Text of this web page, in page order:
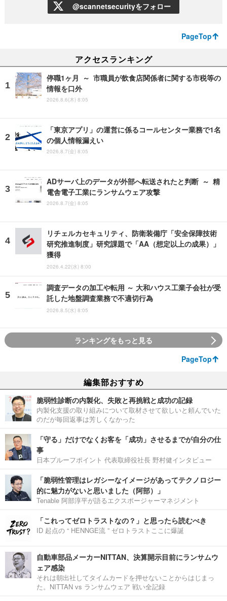
@scannetsecurityをフォロー
PageTop
アクセスランキング
停職1ヶ月 ～ 市職員が飲食店関係者に関する市税等の
情報を口外
2026.8.6(木) 8:05
「東京アプリ」の運営に係るコールセンター業務で1名
の個人情報漏えい
2026.8.7(金) 8:05
ADサーバ上のデータが外部へ転送されたと判断 ～ 精
電舎電子工業にランサムウェア攻撃
2026.8.7(金) 8:05
リチェルカセキュリティ、防衛装備庁「安全保障技術
研究推進制度」研究課題で「AA（想定以上の成果）」
獲得
2026.4.22(水) 8:00
調査データの加工や転用 ～ 大和ハウス工業子会社が受
託した地盤調査業務で不適切行為
2026.8.5(水) 8:05
ランキングをもっと見る
PageTop
編集部おすすめ
脆弱性診断の内製化、失敗と再挑戦と成功の記録
内製化支援の取り組みについて取材させて欲しいと頼んでいた
のだが毎回返事は芳しくなかった
「守る」だけでなくお客を「成功」させるまでが自分の仕
事
日本プルーフポイント 代表取締役社長 野村健インタビュー
「脆弱性管理はレガシーなイメージがあってテクノロジー
的に魅力がないと思いました（阿部）」
Tenable 阿部淳平が語るエクスポージャーマネジメント
「これってゼロトラストなの？」と思ったら読むべき
ID 起点の “ HENNGE流 ” ゼロトラストここに爆誕
自動車部品メーカーNITTAN、決算開示目前にランサムウ
ェア感染
それは朝出社してタイムカードを押せないことからはじまっ
た。NITTAN vs ランサムウェア 戦い全記録